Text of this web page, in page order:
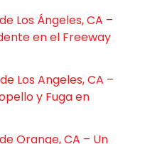
Los Ángeles, CA –
en el Freeway
Los Angeles, CA –
y Fuga en
Orange, CA – Un